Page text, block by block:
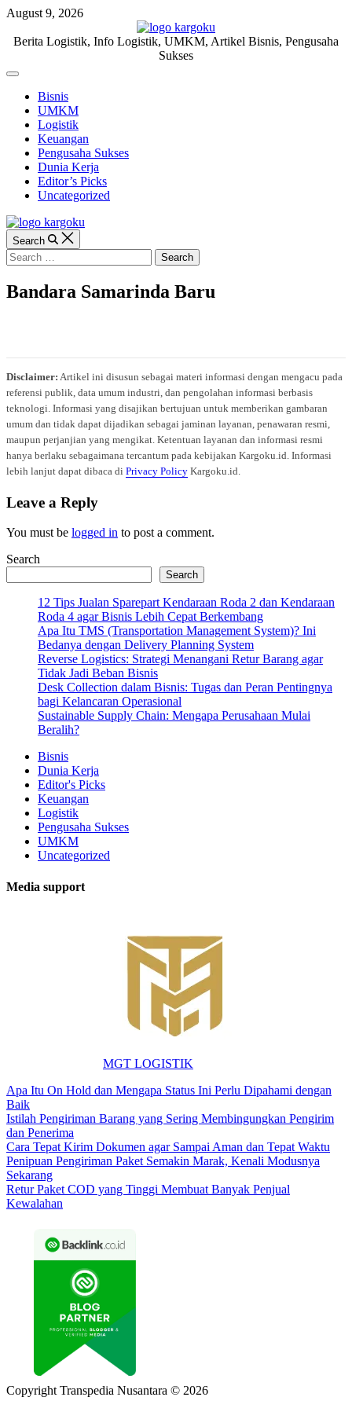
Skip
content
August 9, 2026
KARGOKU.ID
Berita Logistik, Info Logistik, UMKM, Artikel Bisnis, Pengusaha
Sukses
Off
CanvasBisnis
UMKM
Logistik
Keuangan
Pengusaha Sukses
Dunia Kerja
Editor’s Picks
Uncategorized
Search
Search
for:
Bandara Samarinda Baru
Disclaimer: Artikel ini disusun sebagai materi informasi dengan mengacu pada
referensi publik, data umum industri, dan pengolahan informasi berbasis
teknologi. Informasi yang disajikan bertujuan untuk memberikan gambaran
umum dan tidak dapat dijadikan sebagai jaminan layanan, penawaran resmi,
maupun perjanjian yang mengikat. Ketentuan layanan dan informasi resmi
hanya berlaku sebagaimana tercantum pada kebijakan Kargoku.id. Informasi
lebih lanjut dapat dibaca di Privacy Policy Kargoku.id.
Leave a Reply
You must be logged in to post a comment.
Search
Search
12 Tips Jualan Sparepart Kendaraan Roda 2 dan Kendaraan
Roda 4 agar Bisnis Lebih Cepat Berkembang
Apa Itu TMS (Transportation Management System)? Ini
Bedanya dengan Delivery Planning System
Reverse Logistics: Strategi Menangani Retur Barang agar
Tidak Jadi Beban Bisnis
Desk Collection dalam Bisnis: Tugas dan Peran Pentingnya
bagi Kelancaran Operasional
Sustainable Supply Chain: Mengapa Perusahaan Mulai
Beralih?
Bisnis
Dunia Kerja
Editor's Picks
Keuangan
Logistik
Pengusaha Sukses
UMKM
Uncategorized
Media support
MGT LOGISTIK
Apa Itu On Hold dan Mengapa Status Ini Perlu Dipahami dengan
Baik
Istilah Pengiriman Barang yang Sering Membingungkan Pengirim
dan Penerima
Cara Tepat Kirim Dokumen agar Sampai Aman dan Tepat Waktu
Penipuan Pengiriman Paket Semakin Marak, Kenali Modusnya
Sekarang
Retur Paket COD yang Tinggi Membuat Banyak Penjual
Kewalahan
Copyright Transpedia Nusantara © 2026